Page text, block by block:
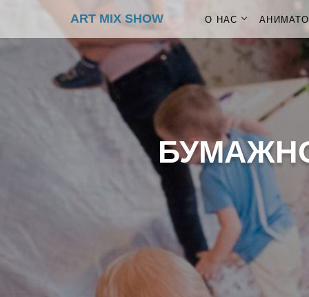
ART MIX SHOW О НАС